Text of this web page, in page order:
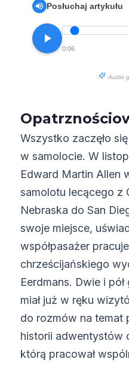
Posłuchaj artykułu
0:06
Audio
Wszystko zaczęło
w samolocie. W
Edward Martin Allen
samolotu lecącego z
Nebraska do San
swoje miejsce,
współpasażer
chrześcijańskiego
Eerdmans. Dwie i
miał już w ręku
do rozmów na temat
historii adwentystów
którą pracował